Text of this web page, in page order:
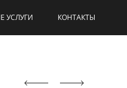
УСЛУГИ КОНТАКТЫ